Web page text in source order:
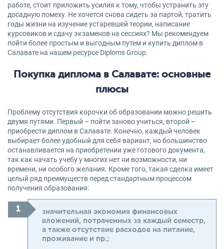
работе, стоит приложить усилия к тому, чтобы устранить эту
досадную помеху. Не хочется снова сидеть за партой, тратить
годы жизни на изучение устаревшей теории, написание
курсовиков и сдачу экзаменов на сессиях? Мы рекомендуем
пойти более простым и выгодным путем и купить диплом в
Салавате на нашем ресурсе Diploms Group.
Покупка диплома в Салавате: основные
плюсы
Проблему отсутствия корочки об образовании можно решить
двумя путями. Первый – пойти заново учиться, второй –
приобрести диплом в Салавате. Конечно, каждый человек
выбирает более удобный для себя вариант, но большинство
останавливается на приобретении уже готового документа,
так как начать учебу у многих нет ни возможности, ни
времени, ни особого желания. Кроме того, такая сделка имеет
целый ряд преимуществ перед стандартным процессом
получения образования:
значительная экономия финансовых
вложений, потраченных за каждый семестр,
а также отсутствие расходов на питание,
проживание и пр.;